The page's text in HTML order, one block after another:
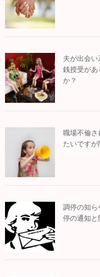
夫が出会
銭授受があ
か？
職場不倫さ
たいですが
調停の知ら
停の通知と